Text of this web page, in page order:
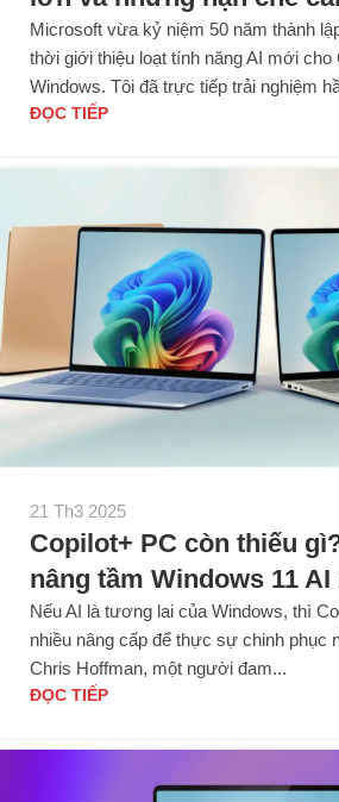
Microsoft vừa kỷ niệm 50 năm thành
thời giới thiệu loạt tính năng AI mới cho
Windows. Tôi đã trực tiếp trải nghiệm
ĐỌC TIẾP
21 Th3 2025
Copilot+ PC còn thiếu
nâng tầm Windows 11 AI
Nếu AI là tương lai của Windows, thì
nhiều nâng cấp để thực sự chinh phục
Chris Hoffman, một người đam...
ĐỌC TIẾP